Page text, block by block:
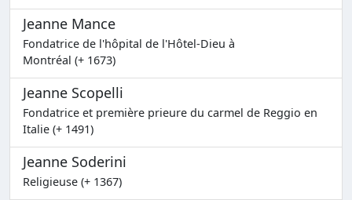
Jeanne Mance
Fondatrice de l'hôpital de l'Hôtel-Dieu à
Montréal (+ 1673)
Jeanne Scopelli
Fondatrice et première prieure du carmel de Reggio en
Italie (+ 1491)
Jeanne Soderini
Religieuse (+ 1367)